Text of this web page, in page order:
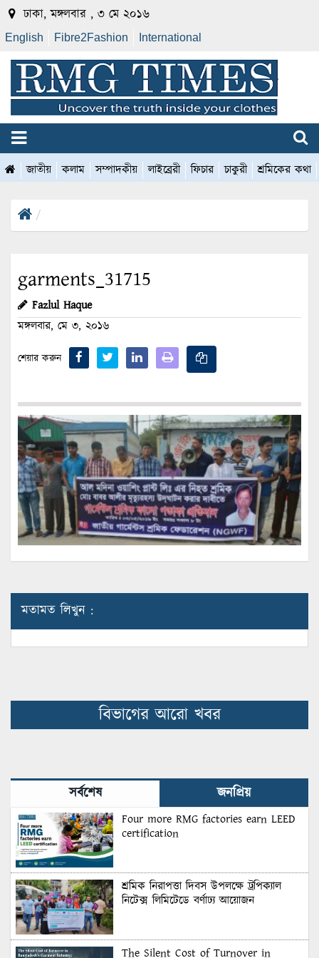
ঢাকা, মঙ্গলবার , ৩ মে ২০১৬
English Fibre2Fashion International
জাতীয় কলাম সম্পাদকীয় লাইব্রেরী ফিচার চাকুরী শ্রমিকের কথা
garments_31715
Fazlul Haque
মঙ্গলবার, মে ৩, ২০১৬
শেয়ার করুন
মতামত লিখুন :
বিভাগের আরো খবর
সর্বশেষ জনপ্রিয়
Four more RMG factories earn LEED
certification
শ্রমিক নিরাপত্তা দিবস উপলক্ষে ট্রপিক্যাল
নিটেক্স লিমিটেডে বর্ণাঢ্য আয়োজন
The Silent Cost of Turnover in